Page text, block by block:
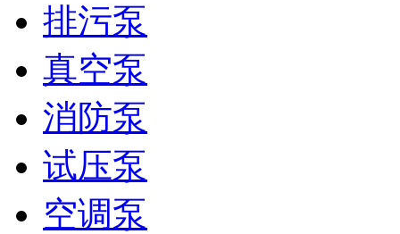
排污泵
真空泵
消防泵
试压泵
空调泵